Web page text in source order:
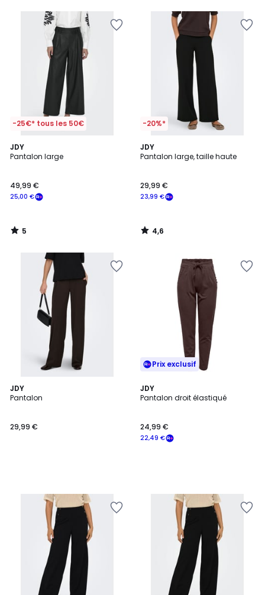
-25€* tous les 50€
JDY
Pantalon large
25,00 €
49,99 €
5
/
5
/
-20%*
JDY
Pantalon large, taille haute
23,99 €
29,99 €
4,6
/ 5
4,6
/
JDY
Pantalon
29,99 €
Prix exclusif
JDY
Pantalon droit élastiqué
22,49 €
24,99 €